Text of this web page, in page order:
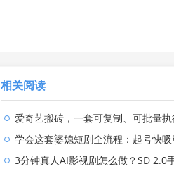
相关阅读
爱奇艺搬砖，一套可复制、可批量执行的方法技术
学会这套婆媳短剧全流程：起号快吸引女性粉丝，文案剪辑视频制
3分钟真人AI影视剧怎么做？SD 2.0手把手完整制作流程｜